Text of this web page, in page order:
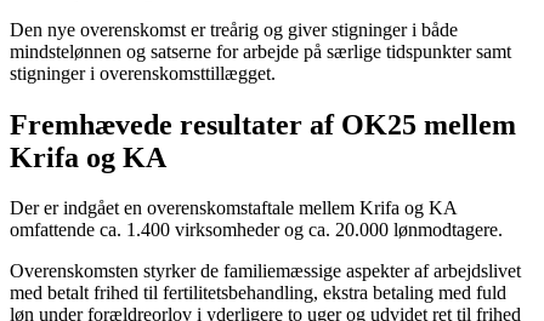
Den nye overenskomst er treårig og giver stigninger i både
mindstelønnen og satserne for arbejde på særlige tidspunkter samt
stigninger i overenskomsttillægget.
Fremhævede resultater af OK25 mellem
Krifa og KA
Der er indgået en overenskomstaftale mellem Krifa og KA
omfattende ca. 1.400 virksomheder og ca. 20.000 lønmodtagere.
Overenskomsten styrker de familiemæssige aspekter af arbejdslivet
med betalt frihed til fertilitetsbehandling, ekstra betaling med fuld
løn under forældreorlov i yderligere to uger og udvidet ret til frihed